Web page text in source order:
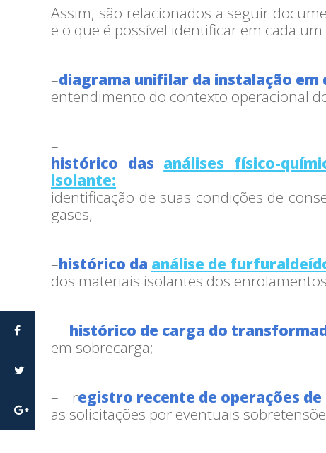
Assim, são relacionados a seguir
e o que é possível identificar em cada um
–diagrama unifilar da instalação
entendimento do contexto operacional
–
histórico das análises físico-
isolante:
identificação de suas condições de
gases;
–histórico da análise de
dos materiais isolantes dos
– histórico de carga do
em sobrecarga;
– registro recente de operações
as solicitações por eventuais